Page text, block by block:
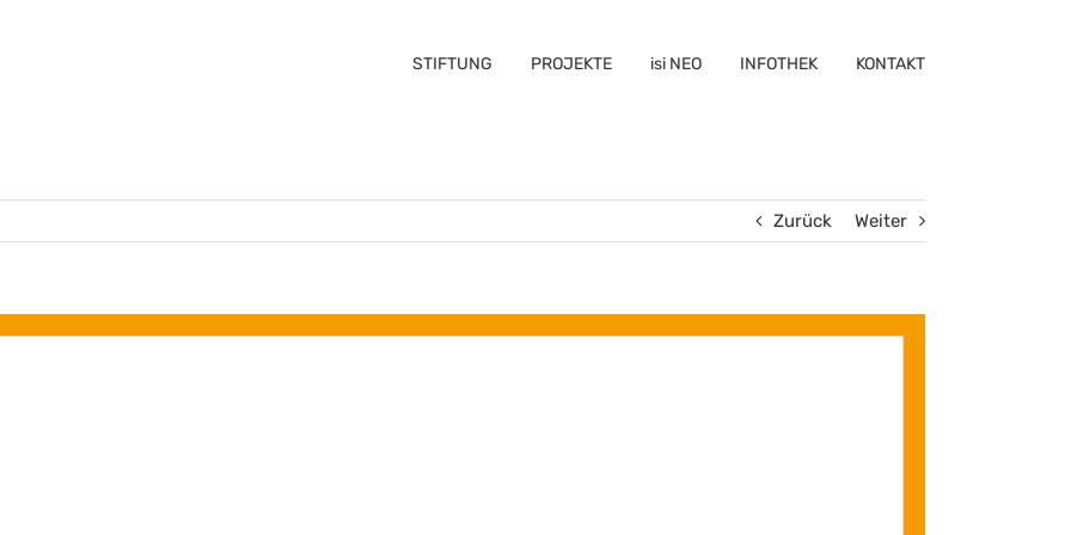
STIFTUNG PROJEKTE isi NEO INFOTHEK KONTAKT
Zurück Weiter